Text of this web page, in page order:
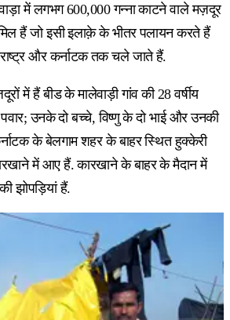
में लगभग 600,000 गन्ना काटने वाले मज़दूर
हैं जो इसी इलाक़े के भीतर पलायन करते हैं
और कर्नाटक तक चले जाते हैं.
में हैं बीड के मालेवाड़ी गांव की 28 वर्षीय
पवार; उनके दो बच्चे, विष्णु के दो भाई और उनकी
के बेलगाम शहर के बाहर स्थित हुक्केरी
में आए हैं. कारखाने के बाहर के मैदान में
झोपड़ियां हैं.